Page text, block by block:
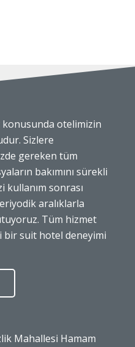
otelimizin
Sizlere
gereken tüm
bakımını sürekli
kullanım sonrası
aralıklarla
Tüm hizmet
bir suit hotel deneyimi
Mahallesi Hamam